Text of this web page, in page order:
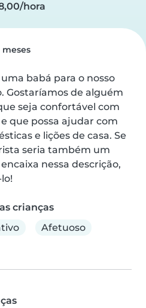
hora
meses
babá para o nosso
Gostaríamos de alguém
seja confortável com
que possa ajudar com
e lições de casa. Se
seria também um
nessa descrição,
crianças
Afetuoso